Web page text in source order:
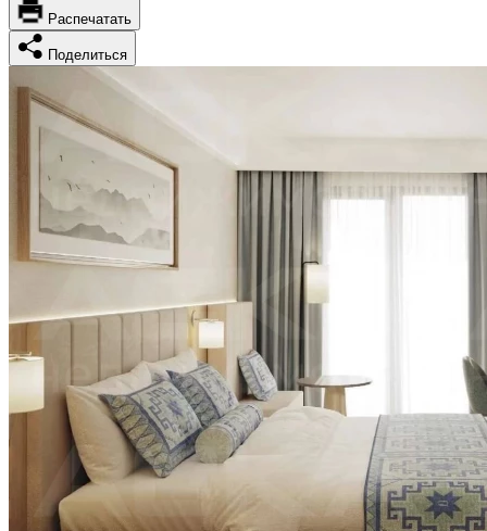
Распечатать
Поделиться